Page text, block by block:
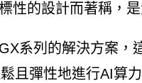
性的設計而著稱，
系列的解決方案，
且彈性地進行AI算